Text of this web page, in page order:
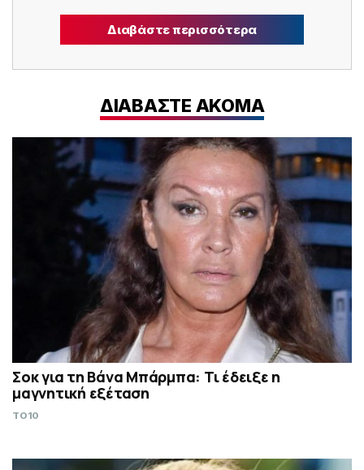
Διαβάστε περισσότερα
ΔΙΑΒΑΣΤΕ ΑΚΟΜΑ
Σoκ για τη Βάνα Μπάρμπα: Τι έδειξε η
μαγνητική εξέταση
TO10